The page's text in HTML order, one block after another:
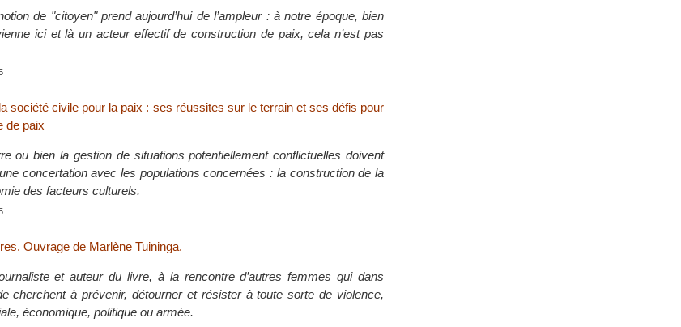
de "citoyen" prend aujourd’hui de l’ampleur : à notre époque, bien
ici et là un acteur effectif de construction de paix, cela n’est pas
société civile pour la paix : ses réussites sur le terrain et ses défis pour
de paix
ou bien la gestion de situations potentiellement conflictuelles doivent
concertation avec les populations concernées : la construction de la
des facteurs culturels.
Ouvrage de Marlène Tuininga.
et auteur du livre, à la rencontre d’autres femmes qui dans
cherchent à prévenir, détourner et résister à toute sorte de violence,
économique, politique ou armée.